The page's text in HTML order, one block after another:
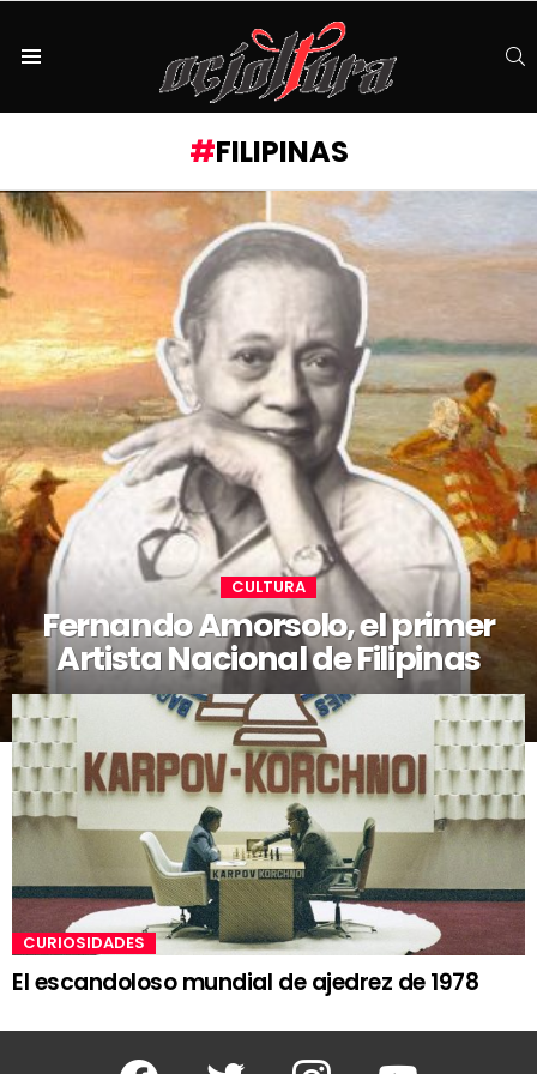
FILIPINAS
CULTURA
Fernando Amorsolo, el primer
Artista Nacional de Filipinas
CURIOSIDADES
El escandoloso mundial de ajedrez de 1978
Facebook Twitter Instagram Youtube